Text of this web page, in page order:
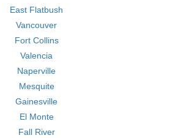
East Flatbush
Vancouver
Fort Collins
Valencia
Naperville
Mesquite
Gainesville
El Monte
Fall River